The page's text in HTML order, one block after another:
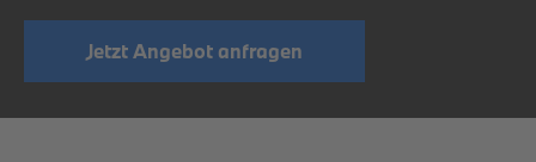
Jetzt Angebot anfragen